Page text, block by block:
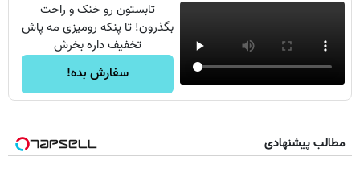
تابستون رو خنک و راحت
بگذرون! تا پنکه رومیزی مه پاش
تخفیف داره بخرش
سفارش بده!
مطالب پیشنهادی